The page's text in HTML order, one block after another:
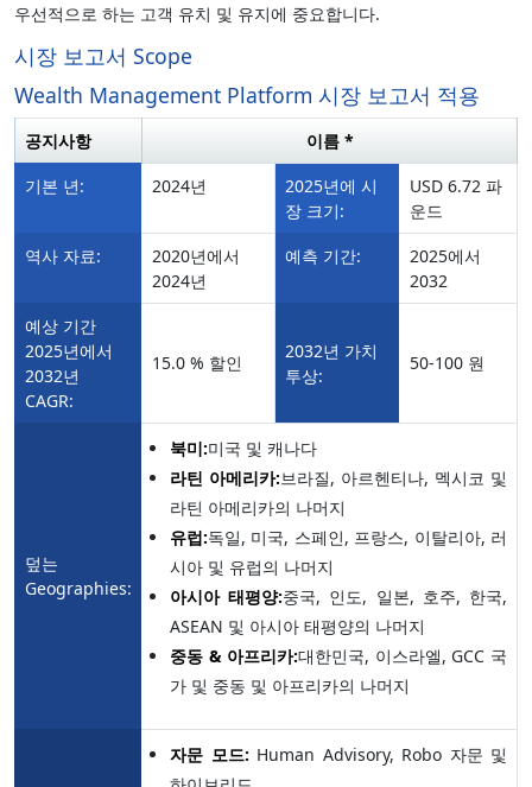
우선적으로 하는 고객 유치 및 유지에 중요합니다.
시장 보고서 Scope
Wealth Management Platform 시장 보고서 적용
공지사항
이름 *
기본 년:
2024년
2025년에 시
장 크기:
USD 6.72 파
운드
역사 자료:
2020년에서
2024년
예측 기간:
2025에서
2032
예상 기간
2025년에서
2032년
CAGR:
15.0 % 할인
2032년 가치
투상:
50-100 원
덮는
Geographies:
북미:미국 및 캐나다
라틴 아메리카:브라질, 아르헨티나, 멕시코 및
라틴 아메리카의 나머지
유럽:독일, 미국, 스페인, 프랑스, 이탈리아, 러
시아 및 유럽의 나머지
아시아 태평양:중국, 인도, 일본, 호주, 한국,
ASEAN 및 아시아 태평양의 나머지
중동 & 아프리카:대한민국, 이스라엘, GCC 국
가 및 중동 및 아프리카의 나머지
자문 모드: Human Advisory, Robo 자문 및